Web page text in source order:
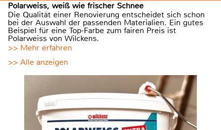
Polarweiss, weiß wie frischer Schnee
Die Qualität einer Renovierung entscheidet sich schon
bei der Auswahl der passenden Materialien. Ein gutes
Beispiel für eine Top-Farbe zum fairen Preis ist
Polarweiss von Wilckens.
>> Mehr erfahren
>> Alle anzeigen